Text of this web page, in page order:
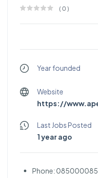
( 0 )
Year founded
Website
https://
Last Jobs Posted
1 year ago
Phone: